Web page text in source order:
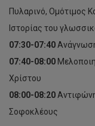
Πυλαρινό, Ομότιμος
Ιστορίας του
07:30-07:40
07:40-08:00
Χρίστου
08:00-08:20
Σοφοκλέους